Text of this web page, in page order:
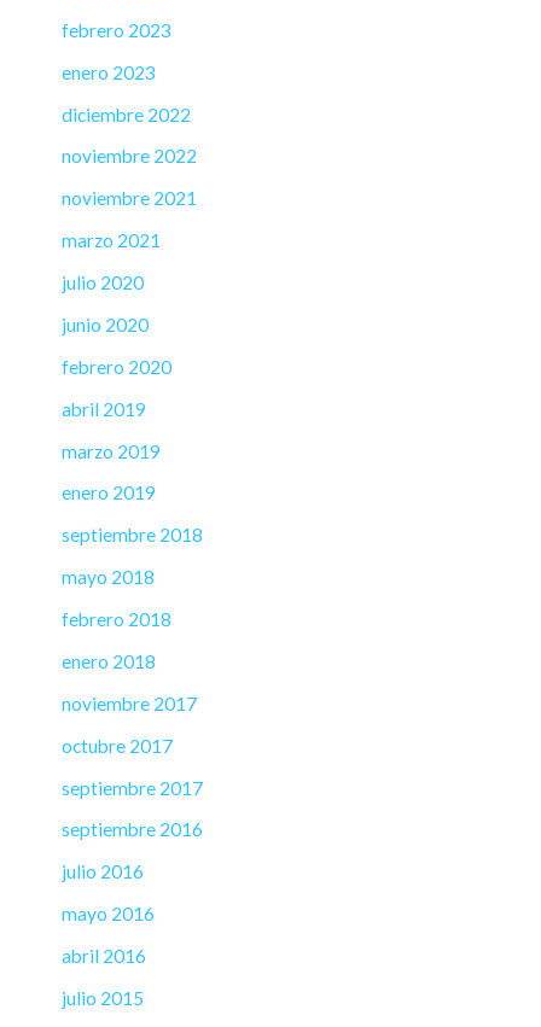
febrero 2023
enero 2023
diciembre 2022
noviembre 2022
noviembre 2021
marzo 2021
julio 2020
junio 2020
febrero 2020
abril 2019
marzo 2019
enero 2019
septiembre 2018
mayo 2018
febrero 2018
enero 2018
noviembre 2017
octubre 2017
septiembre 2017
septiembre 2016
julio 2016
mayo 2016
abril 2016
julio 2015